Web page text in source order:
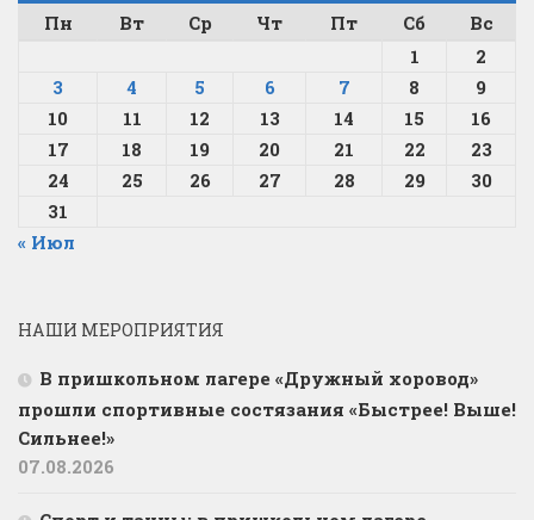
Пн
Вт Ср Чт Пт Сб
Вс
1
2
3
4 5 6 7 8
9
10
11 12 13 14 15
16
17
18 19 20 21 22
23
24
25 26 27 28 29
30
31
« Июл
НАШИ МЕРОПРИЯТИЯ
В пришкольном лагере «Дружный хоровод»
прошли спортивные состязания «Быстрее! Выше!
Сильнее!»
07.08.2026